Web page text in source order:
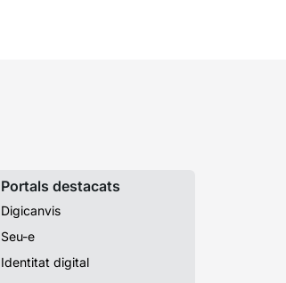
Portals destacats
Digicanvis
Seu-e
Identitat digital